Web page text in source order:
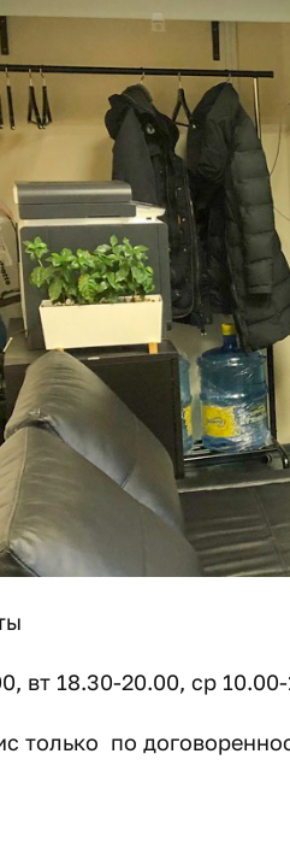
вт 18.30-20.00, ср
только по